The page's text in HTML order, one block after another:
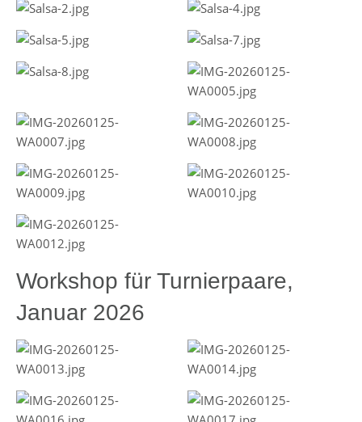
Workshop für Turnierpaare,
Januar 2026